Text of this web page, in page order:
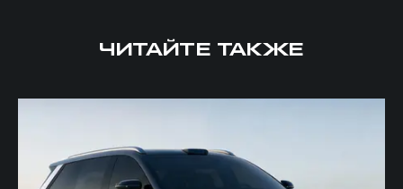
ЧИТАЙТЕ ТАКЖЕ